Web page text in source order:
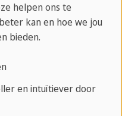
ervaren leraren in
of onder
helpen ons te
kan en hoe we jou
bieden.
en intuïtiever door